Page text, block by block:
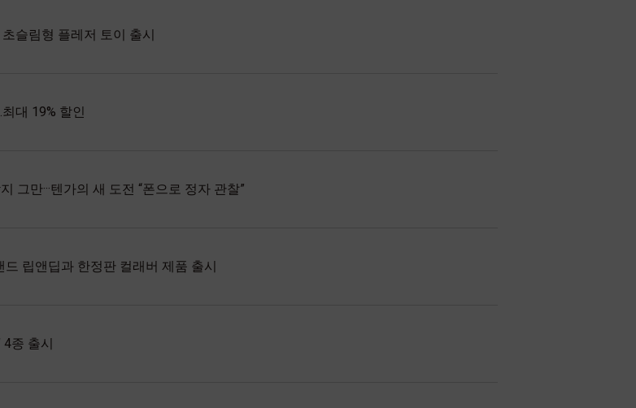
슬림형 플레저 토이 출시
대 19% 할인
그만···텐가의 새 도전 “폰으로 정자 관찰”
립앤딥과 한정판 컬래버 제품 출시
4종 출시